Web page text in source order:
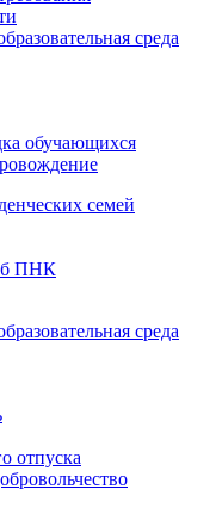
среда
обучающихся
семей
ПНК
среда
отпуска